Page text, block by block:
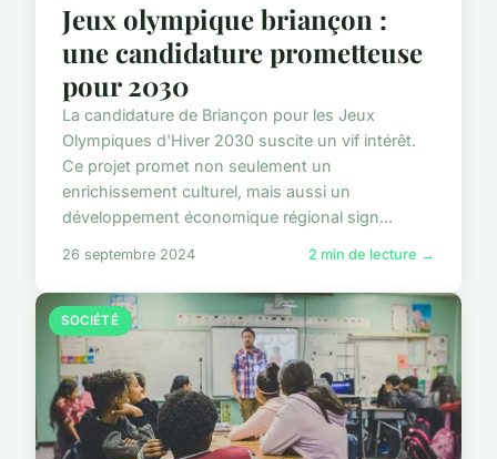
Jeux olympique briançon :
une candidature prometteuse
pour 2030
La candidature de Briançon pour les Jeux
Olympiques d'Hiver 2030 suscite un vif intérêt.
Ce projet promet non seulement un
enrichissement culturel, mais aussi un
développement économique régional sign...
26 septembre 2024 2 min de lecture →
SOCIÉTÉ